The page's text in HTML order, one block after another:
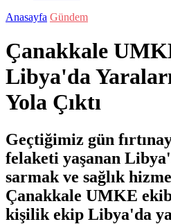
Anasayfa Gündem
Çanakkale
Libya'da
Yola Çıktı
Geçtiğimiz gün
felaketi yaşanan
sarmak ve sağlık
Çanakkale UMKE
kişilik ekip Libya'da